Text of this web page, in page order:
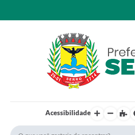
Acessibilidade